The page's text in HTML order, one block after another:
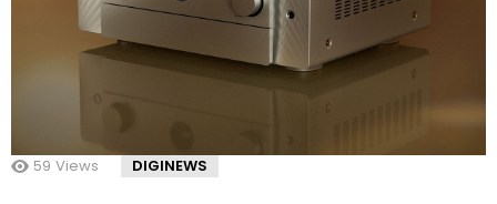
59 Views DIGINEWS